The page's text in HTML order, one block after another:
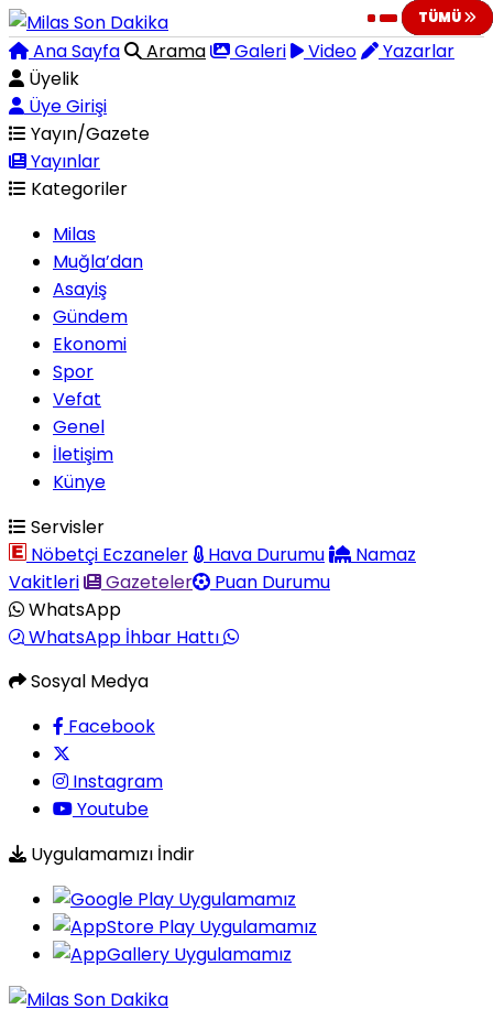
Ana Sayfa Arama Galeri Video
Yazarlar
Üyelik
Üye Girişi
Yayın/Gazete
Yayınlar
Kategoriler
Milas
Muğla’dan
Asayiş
Gündem
Ekonomi
Spor
Vefat
Genel
İletişim
Künye
Servisler
Nöbetçi Eczaneler
Hava Durumu
Namaz
Vakitleri
Gazeteler
Puan Durumu
WhatsApp
WhatsApp İhbar Hattı
Sosyal Medya
Facebook
Instagram
Youtube
Uygulamamızı İndir
TÜMÜ
TÜMÜ
TÜMÜ
TÜMÜ
TÜMÜ
TÜMÜ
TÜMÜ
TÜMÜ
TÜMÜ
TÜMÜ